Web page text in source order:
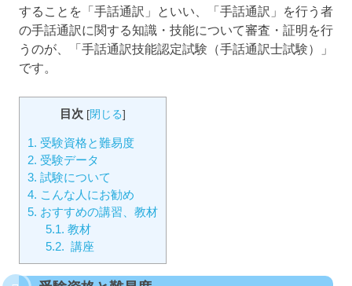
することを「手話通訳」といい、「手話通訳」を行う者
の手話通訳に関する知識・技能について審査・証明を行
うのが、「手話通訳技能認定試験（手話通訳士試験）」
です。
目次 [閉じる]
1. 受験資格と難易度
2. 受験データ
3. 試験について
4. こんな人にお勧め
5. おすすめの講習、教材
5.1. 教材
5.2. 講座